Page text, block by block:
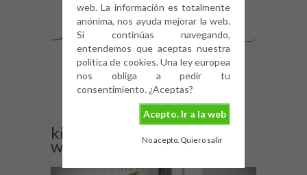
web. La información es totalmente
anónima, nos ayuda mejorar la web.
Si continúas navegando,
entendemos que aceptas nuestra
política de cookies. Una ley europea
nos obliga a pedir tu
consentimiento. ¿Aceptas?
Acepto. Ir a la web
No acepto. Quiero salir
kids-room-nordic-deco-
white-7